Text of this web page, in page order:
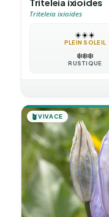
Triteleia ixioides
☀️☀️☀️
PLEIN SOLEIL
❄️❄️❄️
RUSTIQUE
🪴VIVACE